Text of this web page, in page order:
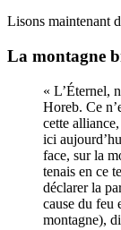
Lisons maintenant
La montagne
« L’Éternel,
Horeb. Ce
cette
ici
face, sur la
tenais en ce
déclarer la
cause du feu
montagne),